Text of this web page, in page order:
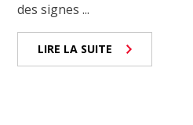
des signes ...
LIRE LA SUITE